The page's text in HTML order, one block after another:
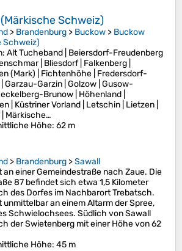
Schweiz)
> Brandenburg > Buckow > Buckow
Schweiz)
Alt Tucheband | Beiersdorf-Freudenberg
| Bliesdorf | Falkenberg |
(Mark) | Fichtenhöhe | Fredersdorf-
Garzau-Garzin | Golzow | Gusow-
Brunow | Höhenland |
| Küstriner Vorland | Letschin | Lietzen |
Märkische…
Höhe: 62 m
> Brandenburg >Sawall
an einer Gemeindestraße nach Zaue. Die
87 befindet sich etwa 1,5 Kilometer
des Dorfes im Nachbarort Trebatsch.
unmittelbar an einem Altarm der Spree,
Schwielochsees. Südlich von Sawall
der Swietenberg mit einer Höhe von 62
Höhe: 45 m